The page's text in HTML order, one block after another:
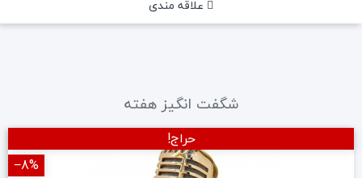
علاقه مندی
شگفت انگیز هفته
حراج!
‎−8%